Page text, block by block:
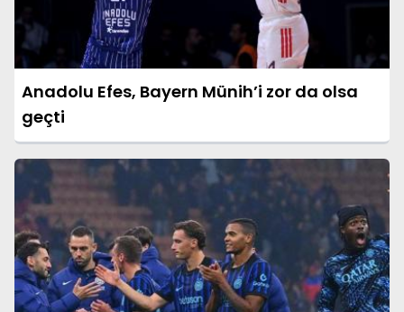
Anadolu Efes, Bayern Münih’i zor da olsa
geçti